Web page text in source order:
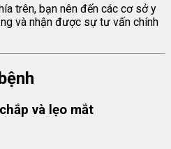
trên, bạn nên đến các cơ sở y
và nhận được sự tư vấn chính
và lẹo mắt